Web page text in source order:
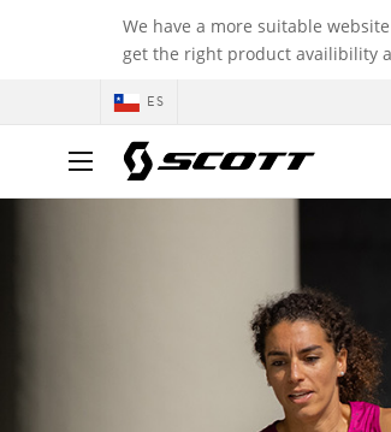
We have a more suitable
get the right product availibility
ES